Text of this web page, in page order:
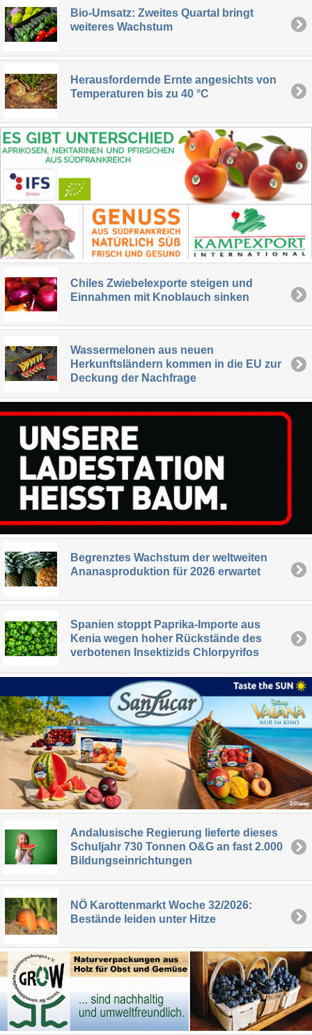
Bio-Umsatz: Zweites Quartal bringt
weiteres Wachstum
Herausfordernde Ernte angesichts von
Temperaturen bis zu 40 °C
Chiles Zwiebelexporte steigen und
Einnahmen mit Knoblauch sinken
Wassermelonen aus neuen
Herkunftsländern kommen in die EU zur
Deckung der Nachfrage
Begrenztes Wachstum der weltweiten
Ananasproduktion für 2026 erwartet
Spanien stoppt Paprika-Importe aus
Kenia wegen hoher Rückstände des
verbotenen Insektizids Chlorpyrifos
Andalusische Regierung lieferte dieses
Schuljahr 730 Tonnen O&G an fast 2.000
Bildungseinrichtungen
NÖ Karottenmarkt Woche 32/2026:
Bestände leiden unter Hitze